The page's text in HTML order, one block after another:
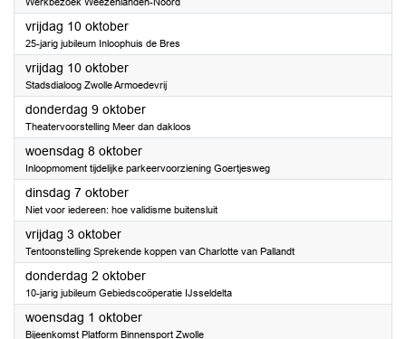
vrijdag 10 oktober2025
25-jarig jubileum Inloophuis de Bres
vrijdag 10 oktober2025
Stadsdialoog Zwolle Armoedevrij
donderdag 9 oktober2025
Theatervoorstelling Meer dan dakloos
woensdag 8 oktober2025
Inloopmoment tijdelijke parkeervoorziening Goertjesweg
dinsdag 7 oktober2025
Niet voor iedereen: hoe validisme buitensluit
vrijdag 3 oktober2025
Tentoonstelling Sprekende koppen van Charlotte van Pallandt
donderdag 2 oktober2025
10-jarig jubileum Gebiedscoöperatie IJsseldelta
woensdag 1 oktober2025
Bijeenkomst Platform Binnensport Zwolle